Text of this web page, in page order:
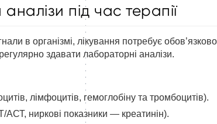
під час терапії
в організмі, лікування потребує
здавати лабораторні аналізи.
лімфоцитів, гемоглобіну та тромбоцитів).
АСТ, ниркові показники — креатинін).